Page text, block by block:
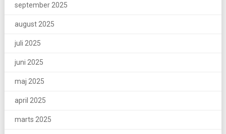
september 2025
august 2025
juli 2025
juni 2025
maj 2025
april 2025
marts 2025